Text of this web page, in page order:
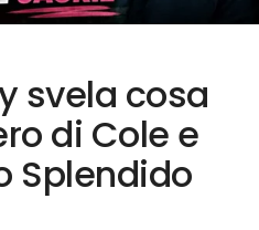
svela cosa
di Cole e
Splendido